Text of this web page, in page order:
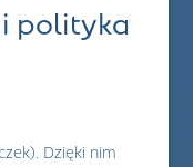
i polityka
Dzięki nim